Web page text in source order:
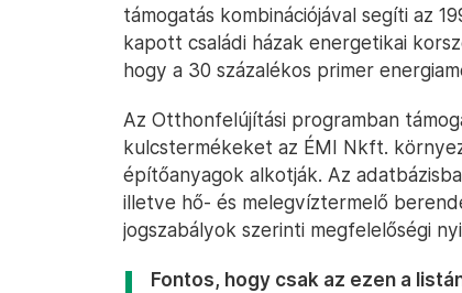
támogatás kombinációjával segíti az
kapott családi házak energetikai
hogy a 30 százalékos primer
Az Otthonfelújítási programban
kulcstermékeket az ÉMI Nkft.
építőanyagok alkotják. Az
illetve hő- és melegvíztermelő
jogszabályok szerinti megfelelőségi
Fontos, hogy csak az ezen a